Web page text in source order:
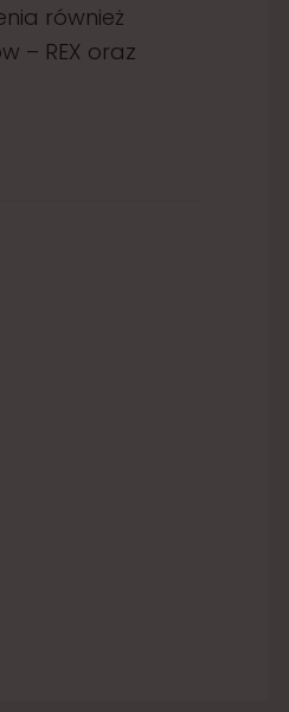
również
– REX oraz